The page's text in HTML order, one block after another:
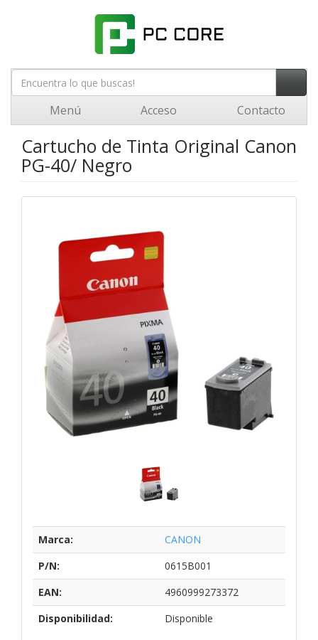
Menú Acceso Contacto
Cartucho de Tinta Original Canon
PG-40/ Negro
Marca:
CANON
P/N:
0615B001
EAN:
4960999273372
Disponibilidad:
Disponible